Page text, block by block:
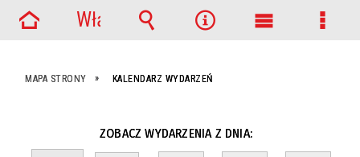
MAPA STRONY KALENDARZ WYDARZEŃ
ZOBACZ WYDARZENIA Z DNIA:
Włącz